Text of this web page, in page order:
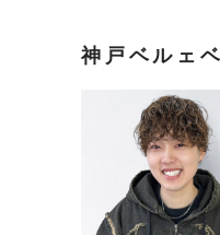
神戸ベルェ